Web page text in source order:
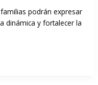
podrán expresar
dinámica y fortalecer la